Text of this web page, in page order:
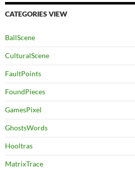
CATEGORIES VIEW
BallScene
CulturalScene
FaultPoints
FoundPieces
GamesPixel
GhostsWords
Hooltras
MatrixTrace